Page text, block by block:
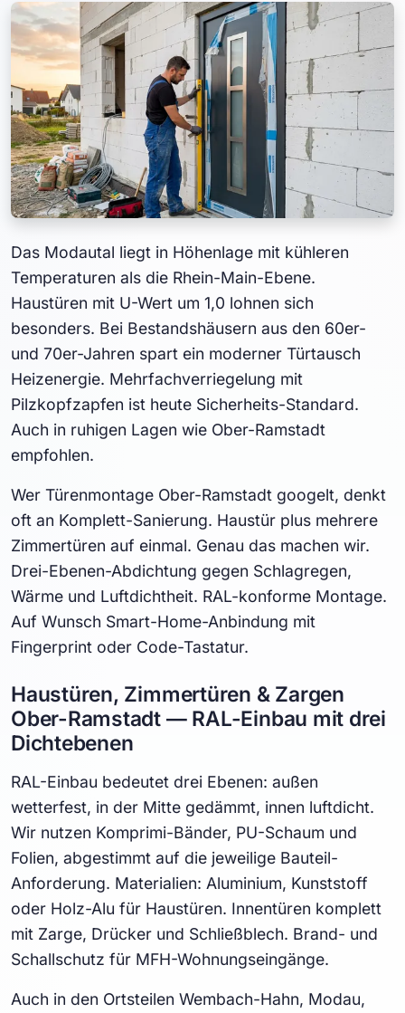
Das Modautal liegt in Höhenlage mit kühleren
Temperaturen als die Rhein-Main-Ebene.
Haustüren mit U-Wert um 1,0 lohnen sich
besonders. Bei Bestandshäusern aus den 60er-
und 70er-Jahren spart ein moderner Türtausch
Heizenergie. Mehrfachverriegelung mit
Pilzkopfzapfen ist heute Sicherheits-Standard.
Auch in ruhigen Lagen wie Ober-Ramstadt
empfohlen.
Wer Türenmontage Ober-Ramstadt googelt, denkt
oft an Komplett-Sanierung. Haustür plus mehrere
Zimmertüren auf einmal. Genau das machen wir.
Drei-Ebenen-Abdichtung gegen Schlagregen,
Wärme und Luftdichtheit. RAL-konforme Montage.
Auf Wunsch Smart-Home-Anbindung mit
Fingerprint oder Code-Tastatur.
Haustüren, Zimmertüren & Zargen
Ober-Ramstadt — RAL-Einbau mit drei
Dichtebenen
RAL-Einbau bedeutet drei Ebenen: außen
wetterfest, in der Mitte gedämmt, innen luftdicht.
Wir nutzen Komprimi-Bänder, PU-Schaum und
Folien, abgestimmt auf die jeweilige Bauteil-
Anforderung. Materialien: Aluminium, Kunststoff
oder Holz-Alu für Haustüren. Innentüren komplett
mit Zarge, Drücker und Schließblech. Brand- und
Schallschutz für MFH-Wohnungseingänge.
Auch in den Ortsteilen Wembach-Hahn, Modau,